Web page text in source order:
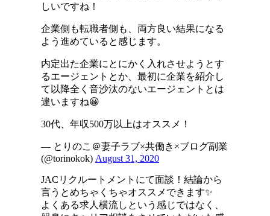
しいですね！
企業側も転職者側も、両方良い結果になる
よう進めていると感じます。
内定出た企業にとにかく入れさせようとす
るエージェントとか、最初に企業を紹介し
て以降全く音沙汰のないエージェントとは
違いますね😀
30代、年収500万以上はオススメ！
— とりのこ＠妻子ラブ×共働き×ブログ副業
(@torinokok) August 31, 2020
JACリクルートメントにて面談！結論から
言うとめちゃくちゃオススメできます✨
よくある求人横流しという感じではなく、